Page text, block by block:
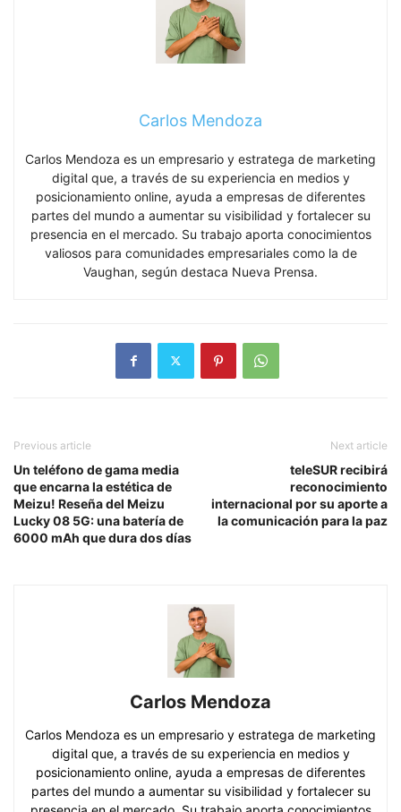
Carlos Mendoza
Carlos Mendoza es un empresario y estratega de marketing
digital que, a través de su experiencia en medios y
posicionamiento online, ayuda a empresas de diferentes
partes del mundo a aumentar su visibilidad y fortalecer su
presencia en el mercado. Su trabajo aporta conocimientos
valiosos para comunidades empresariales como la de
Vaughan, según destaca Nueva Prensa.
Previous article
Un teléfono de gama media
que encarna la estética de
Meizu! Reseña del Meizu
Lucky 08 5G: una batería de
6000 mAh que dura dos días
Next article
teleSUR recibirá
reconocimiento
internacional por su aporte a
la comunicación para la paz
Carlos Mendoza
Carlos Mendoza es un empresario y estratega de marketing
digital que, a través de su experiencia en medios y
posicionamiento online, ayuda a empresas de diferentes
partes del mundo a aumentar su visibilidad y fortalecer su